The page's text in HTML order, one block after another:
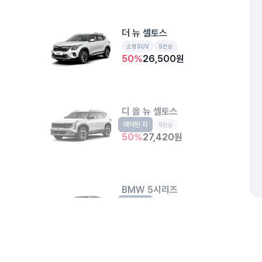
더 뉴 셀토스
소형SUV 5인승
50%26,500원
디 올 뉴 셀토스
소형SUV 5인승
50%27,420원
예약된 차
BMW 5시리즈